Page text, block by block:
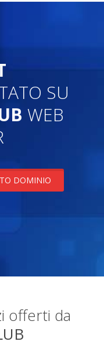
SU
WEB
DOMINIO
offerti da